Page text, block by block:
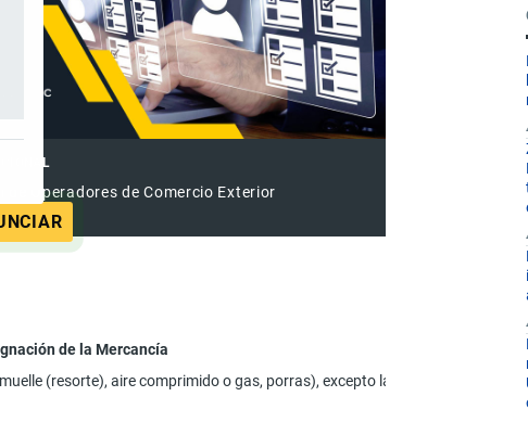
de Operadores de Comercio Exterior
de la Mercancía
(resorte), aire comprimido o gas, porras), excepto las de la partida